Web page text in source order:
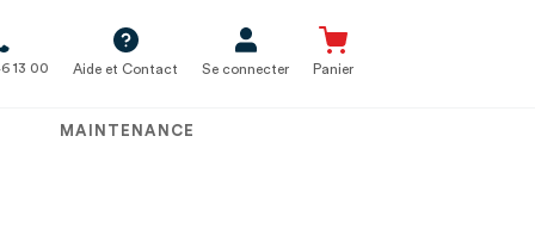
13 00 Aide et Contact Se connecter Panier
MAINTENANCE